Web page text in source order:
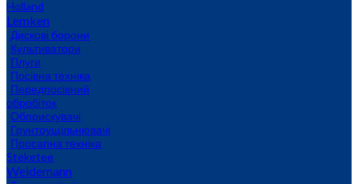
Holland
Lemken
Дискові борони
Культиватори
Плуги
Посівна техніка
Передпосівний
обробіток
Обприскувачі
Грунтоущільнювачі
Просапна техніка
Steketee
Weidemann